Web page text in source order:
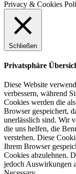
Privacy & Cookies
Schließen
Privatsphäre
Diese Website
verbessern, während
Cookies werden die
Browser gespeichert,
unerlässlich sind. Wir
die uns helfen, die
verstehen. Diese
Ihrem Browser
Cookies abzulehnen.
jedoch Auswirkungen